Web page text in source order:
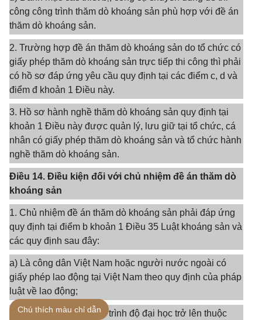
công công trình thăm dò khoáng sản phù hợp với đề án
thăm dò khoáng sản.
2. Trường hợp đề án thăm dò khoáng sản do tổ chức có
giấy phép thăm dò khoáng sản trực tiếp thi công thì phải
có hồ sơ đáp ứng yêu cầu quy định tại các điểm c, d và
điểm đ khoản 1 Điều này.
3. Hồ sơ hành nghề thăm dò khoáng sản quy định tại
khoản 1 Điều này được quản lý, lưu giữ tại tổ chức, cá
nhân có giấy phép thăm dò khoáng sản và tổ chức hành
nghề thăm dò khoáng sản.
Điều 14. Điều kiện đối với chủ nhiệm đề án thăm dò
khoáng sản
1. Chủ nhiệm đề án thăm dò khoáng sản phải đáp ứng
quy định tại điểm b khoản 1 Điều 35 Luật khoáng sản và
các quy định sau đây:
a) Là công dân Việt Nam hoặc người nước ngoài có
giấy phép lao động tại Việt Nam theo quy định của pháp
luật về lao động;
b) Có văn bằng đào tạo trình độ đại học trở lên thuộc
Chú thích màu chỉ dẫn